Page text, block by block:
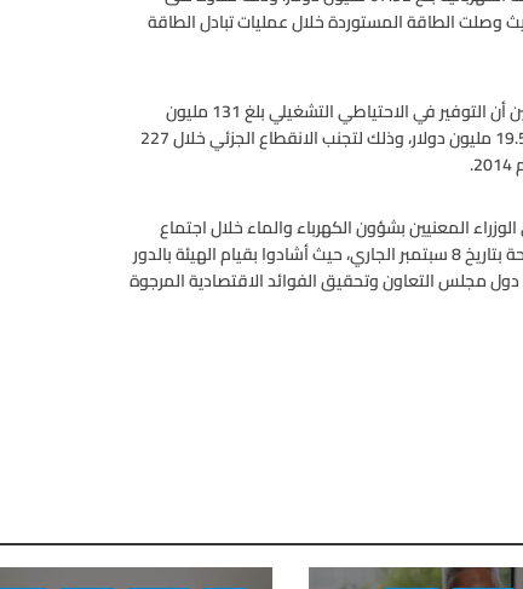
والوقود، البالغة 45.5 مليون دولار، حيث وصلت الطاقة المستوردة خلال عمليات تبادل الطاقة
وفيما أوضح أن سعر الاحتياطي التشغيلي 8.51 دولار لكل ميغاواط، بين أن التوفير في الاحتياطي التشغيلي بلغ 131 مليون
دولار، مضيفاً أن القيمة الاقتصادية للدعم خلال حالات الطوارئ بلغت 19.5 مليون دولار، وذلك لتجنب الانقطاع الجزئي خلال 227
المعنيين بشؤون الكهرباء والماء خلال اجتماع
لجنة التعاون الكهربائي والمائي الثامن والعشرين الذي عقد في الدوحة بتاريخ 8 سبتمبر الجاري، حيث أشادوا بقيام الهيئة بالدور
مجلس التعاون وتحقيق الفوائد الاقتصادية المرجوة